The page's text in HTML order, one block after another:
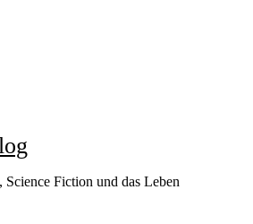
Fiction und das Leben